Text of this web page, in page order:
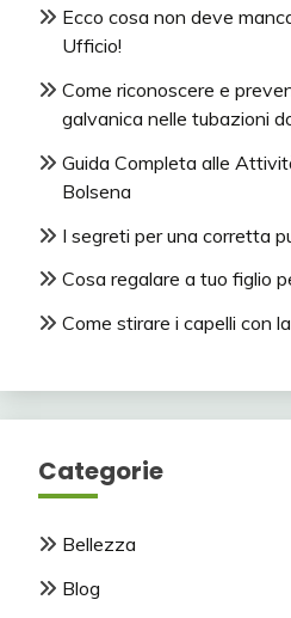
Ecco cosa non deve
Ufficio!
Come riconoscere e
galvanica nelle tubazioni
Guida Completa alle
Bolsena
I segreti per una corretta
Cosa regalare a tuo figlio
Come stirare i capelli con
Categorie
Bellezza
Blog